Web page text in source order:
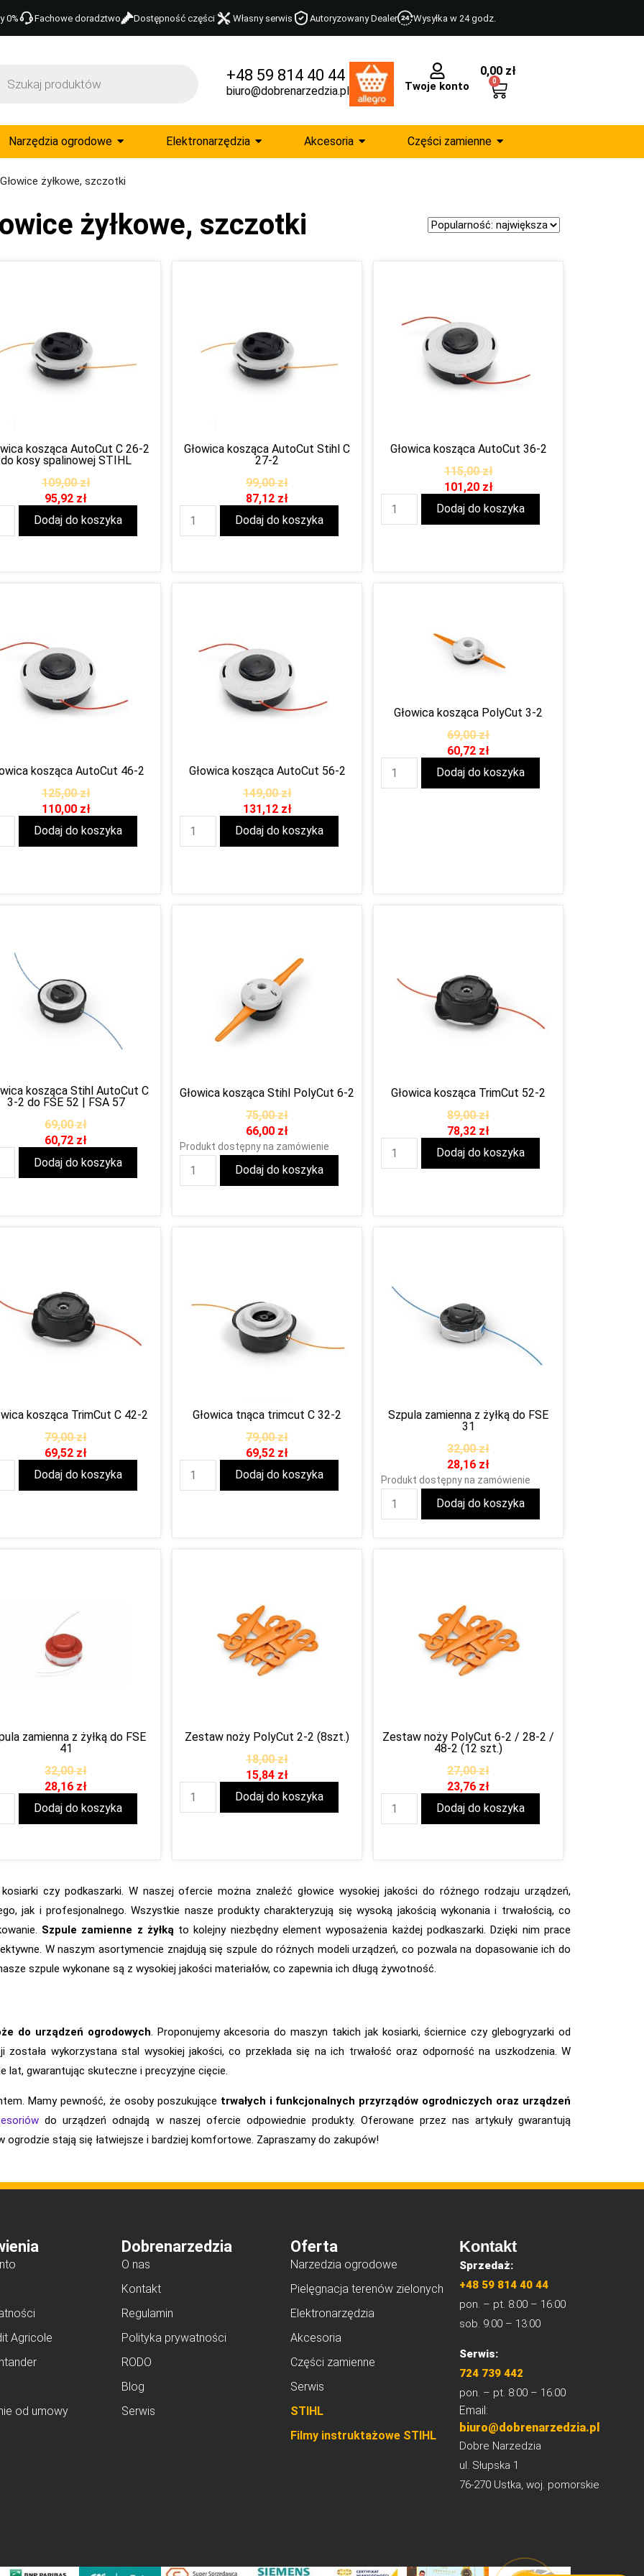
0% Fachowe doradztwo Dostępność części Własny serwis Autoryzowany Dealer Wysyłka w 24 godz.
+48 59 814 40 44
biuro@dobrenarzedzia.pl Twoje konto
0,00 zł
0
Narzędzia ogrodowe Elektronarzędzia Akcesoria Części zamienne
żyłkowe, szczotki
żyłkowe, szczotki Sort Products
kosząca AutoCut C 26-2
do kosy spalinowej STIHL
109,00zł
95,92 zł
Dodaj do koszyka
Głowica kosząca AutoCut Stihl C
27-2
99,00zł
87,12 zł
Dodaj do koszyka
Głowica kosząca AutoCut 36-2
115,00zł
101,20 zł
Dodaj do koszyka
kosząca AutoCut 46-2
125,00zł
110,00 zł
Dodaj do koszyka
Głowica kosząca AutoCut 56-2
149,00zł
131,12 zł
Dodaj do koszyka
Głowica kosząca PolyCut 3-2
69,00zł
60,72 zł
Dodaj do koszyka
kosząca Stihl AutoCut C
3-2 do FSE 52 | FSA 57
69,00zł
60,72 zł
Dodaj do koszyka
Głowica kosząca Stihl PolyCut 6-2
75,00zł
66,00 zł
Produkt dostępny na zamówienie
Dodaj do koszyka
Głowica kosząca TrimCut 52-2
89,00zł
78,32 zł
Dodaj do koszyka
kosząca TrimCut C 42-2
79,00zł
69,52 zł
Dodaj do koszyka
Głowica tnąca trimcut C 32-2
79,00zł
69,52 zł
Dodaj do koszyka
Szpula zamienna z żyłką do FSE
31
32,00zł
28,16 zł
Produkt dostępny na zamówienie
Dodaj do koszyka
zamienna z żyłką do FSE
41
32,00zł
28,16 zł
Dodaj do koszyka
Zestaw noży PolyCut 2-2 (8szt.)
18,00zł
15,84 zł
Dodaj do koszyka
Zestaw noży PolyCut 6-2 / 28-2 /
48-2 (12 szt.)
27,00zł
23,76 zł
Dodaj do koszyka
czy podkaszarki. W naszej ofercie można znaleźć głowice wysokiej jakości do różnego rodzaju urządzeń,
jak i profesjonalnego. Wszystkie nasze produkty charakteryzują się wysoką jakością wykonania i trwałością, co
Szpule zamienne z żyłkąto kolejny niezbędny element wyposażenia każdej podkaszarki. Dzięki nim prace
W naszym asortymencie znajdują się szpule do różnych modeli urządzeń, co pozwala na dopasowanie ich do
szpule wykonane są z wysokiej jakości materiałów, co zapewnia ich długą żywotność.
do urządzeń ogrodowych. Proponujemy akcesoria do maszyn takich jak kosiarki, ściernice czy glebogryzarki od
została wykorzystana stal wysokiej jakości, co przekłada się na ich trwałość oraz odporność na uszkodzenia. W
lat, gwarantując skuteczne i precyzyjne cięcie.
Mamy pewność, że osoby poszukujące trwałych i funkcjonalnych przyrządów ogrodniczych oraz urządzeń
do urządzeń odnajdą w naszej ofercie odpowiednie produkty. Oferowane przez nas artykuły gwarantują
stają się łatwiejsze i bardziej komfortowe. Zapraszamy do zakupów!
Agricole
od umowy
Dobrenarzedzia
O nas
Kontakt
Regulamin
Polityka prywatności
RODO
Blog
Serwis
Oferta
Narzedzia ogrodowe
Pielęgnacja terenów zielonych
Elektronarzędzia
Akcesoria
Części zamienne
Serwis
STIHL
Filmy instruktażowe STIHL
Kontakt
Sprzedaż:
+48 59 814 40 44
pon. – pt. 8:00 – 16:00
sob. 9:00 – 13:00
Serwis:
724 739 442
pon. – pt. 8:00 – 16:00
Email:
biuro@dobrenarzedzia.pl
Dobre Narzedzia
ul. Słupska 1
76-270 Ustka, woj. pomorskie